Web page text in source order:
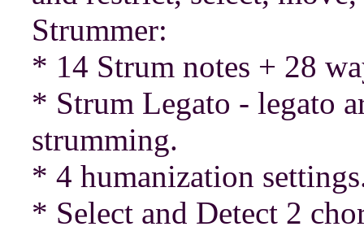
Strummer:
* 14 Strum notes + 28
* Strum Legato - legato
strumming.
* 4 humanization
* Select and Detect 2